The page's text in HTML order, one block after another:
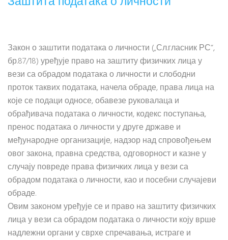
Закон о заштити података о личности („Сл.гласник РС“,
бр.87/18) уређује право на заштиту физичких лица у
вези са обрадом података о личности и слободни
проток таквих података, начела обраде, права лица на
које се подаци односе, обавезе руковалаца и
обрађивача података о личности, кодекс поступања,
пренос података о личности у друге државе и
међународне организације, надзор над спровођењем
овог закона, правна средства, одговорност и казне у
случају повреде права физичких лица у вези са
обрадом података о личности, као и посебни случајеви
обраде.
Овим законом уређује се и право на заштиту физичких
лица у вези са обрадом података о личности коју врше
надлежни органи у сврхе спречавања, истраге и